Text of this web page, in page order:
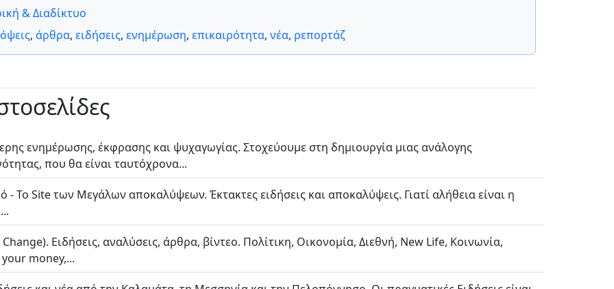
& Διαδίκτυο
, άρθρα, ειδήσεις, ενημέρωση, επικαιρότητα, νέα, ρεπορτάζ
ενημέρωσης, έκφρασης και ψυχαγωγίας. Στοχεύουμε στη δημιουργία μιας ανάλογης
που θα είναι ταυτόχρονα...
- Το Site των Μεγάλων αποκαλύψεων. Έκτακτες ειδήσεις και αποκαλύψεις. Γιατί αλήθεια είναι η
Ειδήσεις, αναλύσεις, άρθρα, βίντεο. Πολίτικη, Οικονομία, Διεθνή, New Life, Κοινωνία,
money,...